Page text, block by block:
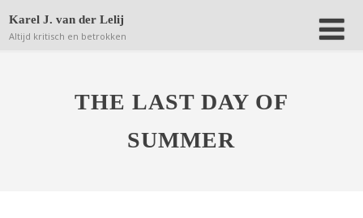
Karel J. van der Lelij
Altijd kritisch en betrokken
THE LAST DAY OF
SUMMER
jouw computer om achteraf anonieme bezoekersaantallen
terug te kunnen vinden.